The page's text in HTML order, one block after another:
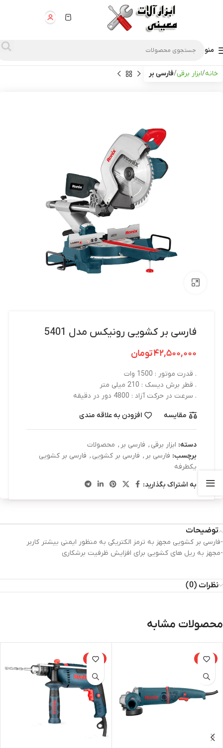
منو
خانه ابزار برقی فارسی بر
فارسی بر کشویی رونیکس مدل 5401
۴۲,۵۰۰,۰۰۰تومان
. قدرت موتور : 1500 وات
. قطر برش دیسک : 210 میلی متر
. سرعت در حرکت آزاد : 4800 دور در دقیقه
مقایسه افزودن به علاقه مندی
دسته: ابزار برقی , فارسی بر , محصولات
برچسب: فارسی بر , فارسی بر کشویی , فارسی بر کشویی
یکطرفه
به اشتراک بگذارید:
توضیحات
-فارسی بر کشویی مجهز به ترمز الکتریکی به منظور ایمنی بیشتر کاربر
-مجهز به ریل های کشویی برای افزایش ظرفیت برشکاری
نظرات (0)
محصولات مشابه
-15%
-15%